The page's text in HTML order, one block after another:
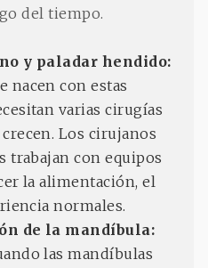
del tiempo.
y paladar hendido:
nacen con estas
varias cirugías
Los cirujanos
trabajan con equipos
la alimentación, el
normales.
de la mandíbula:
las mandíbulas